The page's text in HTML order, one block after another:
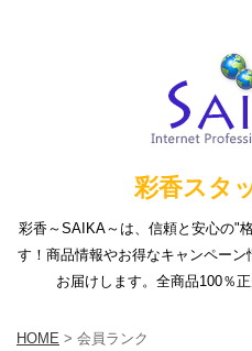
彩香スタ
彩香～SAIKA～は、信頼と安心の"
す！商品情報やお得なキャンペー
お届けします。全商品100％
HOME > 会員ランク